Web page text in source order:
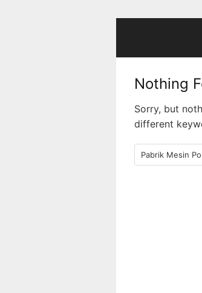
Nothing
Sorry, but
different
Search
for: